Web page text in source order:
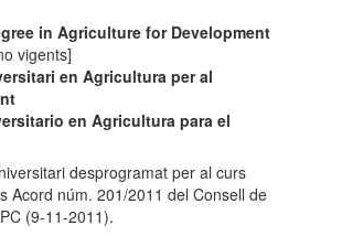
in Agriculture for Development
vigents]
en Agricultura per al
en Agricultura para el
desprogramat per al curs
Acord núm. 201/2011 del Consell de
(9-11-2011).